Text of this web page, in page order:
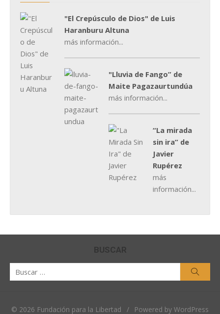
"El Crepúsculo de Dios" de Luis
Haranburu Altuna
más información...
"Lluvia de Fango” de
Maite Pagazaurtundúa
más información...
“La mirada
sin ira” de
Javier
Rupérez
más
información...
BUSCAR
© 2026 Fundación para la Libertad / Powered by WordPress